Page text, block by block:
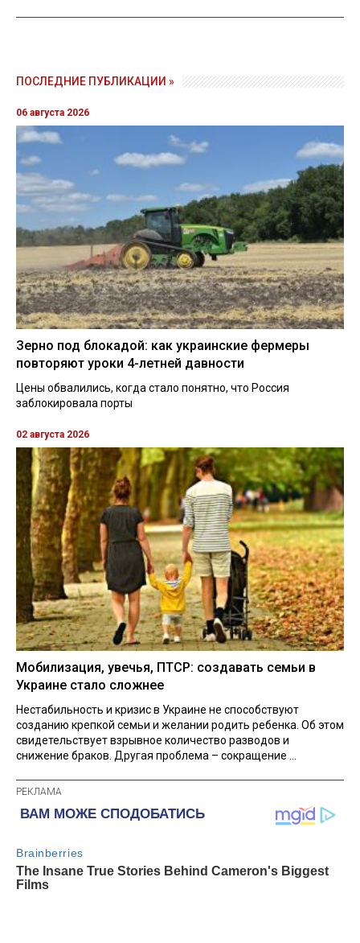
ПОСЛЕДНИЕ ПУБЛИКАЦИИ »
06 августа 2026
Зерно под блокадой: как украинские фермеры
повторяют уроки 4-летней давности
Цены обвалились, когда стало понятно, что Россия
заблокировала порты
02 августа 2026
Мобилизация, увечья, ПТСР: создавать семьи в
Украине стало сложнее
Нестабильность и кризис в Украине не способствуют
созданию крепкой семьи и желании родить ребенка. Об этом
свидетельствует взрывное количество разводов и
снижение браков. Другая проблема – сокращение ...